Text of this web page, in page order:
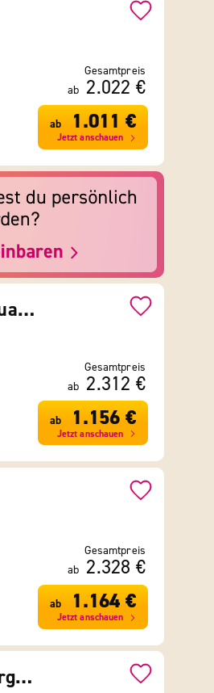
Gesamtpreis
ab 2.022 €
ab 1.011 €
Jetzt anschauen
Amarina Jannah Resort & Aqua Park
Gesamtpreis
ab 2.312 €
ab 1.156 €
Jetzt anschauen
Gesamtpreis
ab 2.328 €
ab 1.164 €
Jetzt anschauen
Gravity Hotel & Aquapark Hurghada